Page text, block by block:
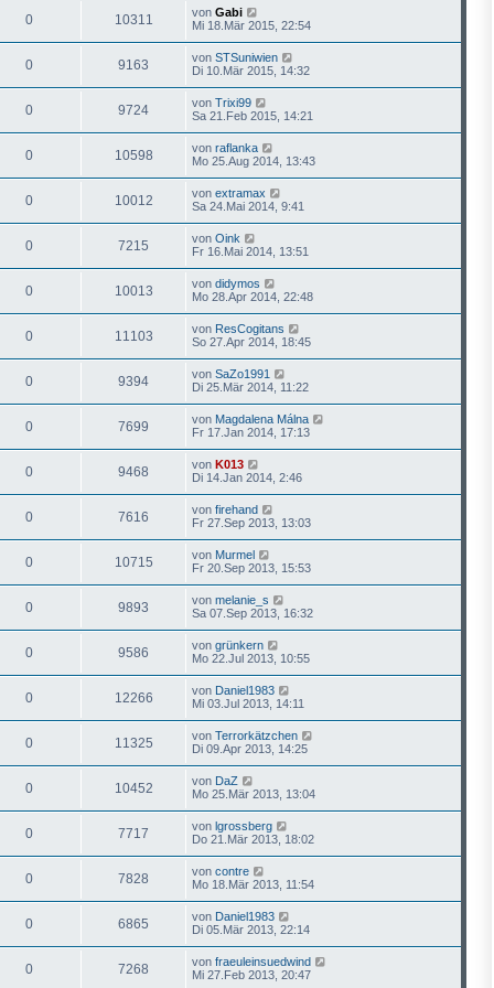
0 10311 von Gabi
Mi 18.Mär 2015, 22:54
0 9163 von STSuniwien
Di 10.Mär 2015, 14:32
0 9724 von Trixi99
Sa 21.Feb 2015, 14:21
0 10598 von raflanka
Mo 25.Aug 2014, 13:43
0 10012 von extramax
Sa 24.Mai 2014, 9:41
0 7215 von Oink
Fr 16.Mai 2014, 13:51
0 10013 von didymos
Mo 28.Apr 2014, 22:48
0 11103 von ResCogitans
So 27.Apr 2014, 18:45
0 9394 von SaZo1991
Di 25.Mär 2014, 11:22
0 7699 von Magdalena Málna
Fr 17.Jan 2014, 17:13
0 9468 von K013
Di 14.Jan 2014, 2:46
0 7616 von firehand
Fr 27.Sep 2013, 13:03
0 10715 von Murmel
Fr 20.Sep 2013, 15:53
0 9893 von melanie_s
Sa 07.Sep 2013, 16:32
0 9586 von grünkern
Mo 22.Jul 2013, 10:55
0 12266 von Daniel1983
Mi 03.Jul 2013, 14:11
0 11325 von Terrorkätzchen
Di 09.Apr 2013, 14:25
0 10452 von DaZ
Mo 25.Mär 2013, 13:04
0 7717 von lgrossberg
Do 21.Mär 2013, 18:02
0 7828 von contre
Mo 18.Mär 2013, 11:54
0 6865 von Daniel1983
Di 05.Mär 2013, 22:14
0 7268 von fraeuleinsuedwind
Mi 27.Feb 2013, 20:47